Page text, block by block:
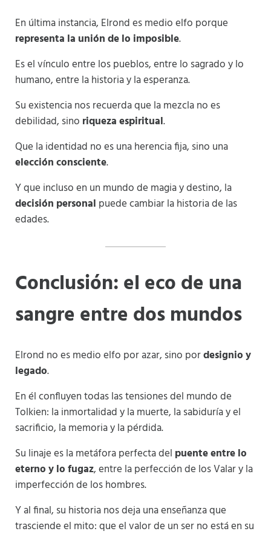
En última instancia, Elrond es medio elfo porque
representa la unión de lo imposible.
Es el vínculo entre los pueblos, entre lo sagrado y lo
humano, entre la historia y la esperanza.
Su existencia nos recuerda que la mezcla no es
debilidad, sino riqueza espiritual.
Que la identidad no es una herencia fija, sino una
elección consciente.
Y que incluso en un mundo de magia y destino, la
decisión personal puede cambiar la historia de las
edades.
Conclusión: el eco de una
sangre entre dos mundos
Elrond no es medio elfo por azar, sino pordesignio y
legado.
En él confluyen todas las tensiones del mundo de
Tolkien: la inmortalidad y la muerte, la sabiduría y el
sacrificio, la memoria y la pérdida.
Su linaje es la metáfora perfecta del puente entre lo
eterno y lo fugaz, entre la perfección de los Valar y la
imperfección de los hombres.
Y al final, su historia nos deja una enseñanza que
trasciende el mito: que el valor de un ser no está en su